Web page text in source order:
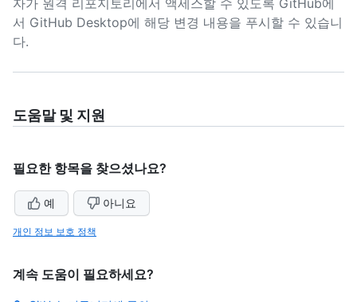
자가 원격 리포지토리에서 액세스할 수 있도록 GitHub에
서 GitHub Desktop에 해당 변경 내용을 푸시할 수 있습니
다.
도움말 및 지원
필요한 항목을 찾으셨나요?
예 아니요
개인 정보 보호 정책
계속 도움이 필요하세요?